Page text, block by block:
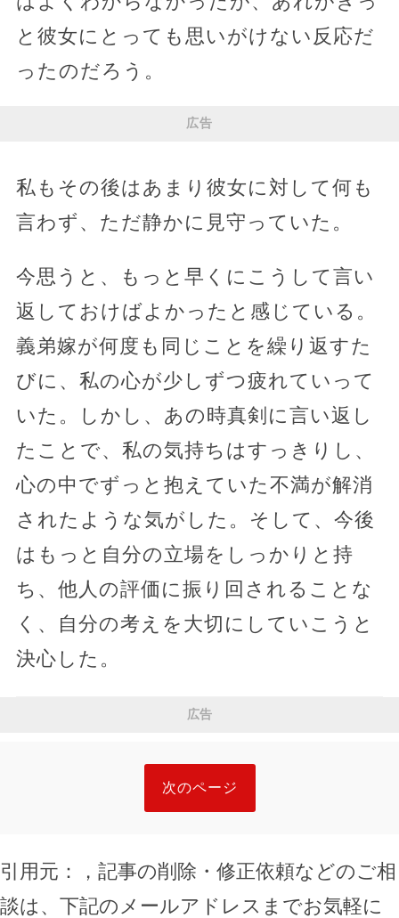
と彼女にとっても思いがけない反応だ
ったのだろう。
広告
私もその後はあまり彼女に対して何も
言わず、ただ静かに見守っていた。
今思うと、もっと早くにこうして言い
返しておけばよかったと感じている。
義弟嫁が何度も同じことを繰り返すた
びに、私の心が少しずつ疲れていって
いた。しかし、あの時真剣に言い返し
たことで、私の気持ちはすっきりし、
心の中でずっと抱えていた不満が解消
されたような気がした。そして、今後
はもっと自分の立場をしっかりと持
ち、他人の評価に振り回されることな
く、自分の考えを大切にしていこうと
決心した。
広告
次のページ
引用元：
，記事の削除・修正依頼などのご相
談は、下記のメールアドレスまでお気軽に